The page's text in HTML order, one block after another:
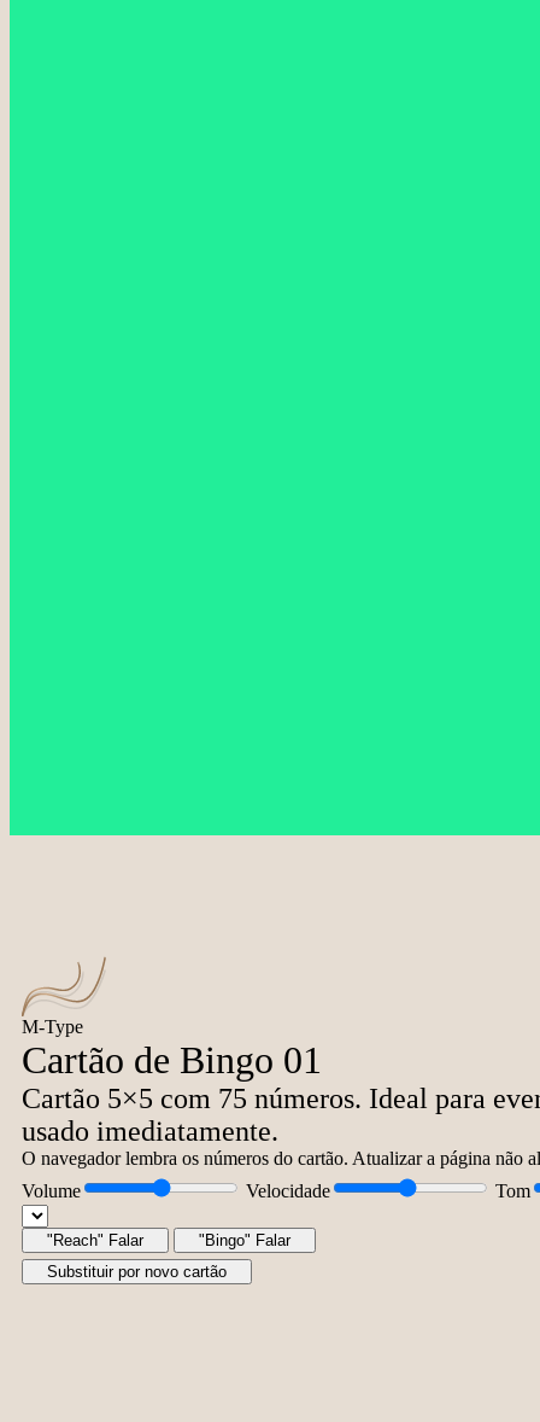
M-Type
Cartão de Bingo 01
Cartão 5×5 com 75 números. Ideal para
usado imediatamente.
O navegador lembra os números do cartão. Atualizar a página não
Volume
Velocidade Tom
"Reach" Falar
"Bingo" Falar
Substituir por novo cartão